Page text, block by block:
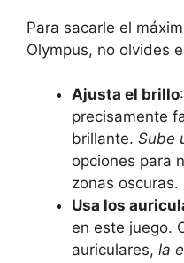
Para sacarle el
Olympus, no olvides
Ajusta el brillo
precisamente
brillante. Sube
opciones para
zonas oscuras.
Usa los
en este juego.
auriculares, la